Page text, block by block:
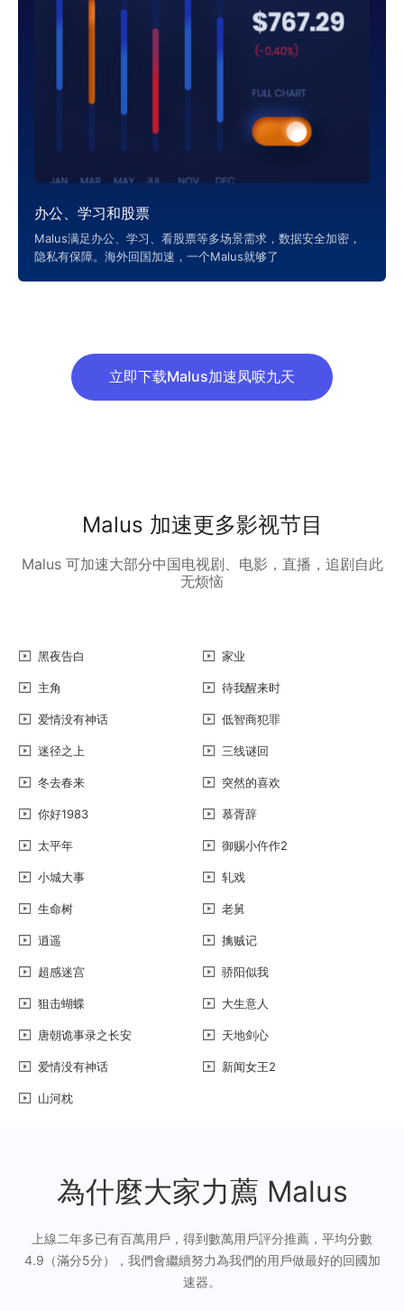
办公、学习和股票
Malus满足办公、学习、看股票等多场景需求，数据安全加密，
隐私有保障。海外回国加速，一个Malus就够了
立即下载Malus加速凤唳九天
Malus 加速更多影视节目
Malus 可加速大部分中国电视剧、电影，直播，追剧自此
无烦恼
黑夜告白 家业
主角 待我醒来时
爱情没有神话 低智商犯罪
迷径之上 三线谜回
冬去春来 突然的喜欢
你好1983 慕胥辞
太平年 御赐小仵作2
小城大事 轧戏
生命树 老舅
逍遥 擒贼记
超感迷宫 骄阳似我
狙击蝴蝶 大生意人
唐朝诡事录之长安 天地剑心
爱情没有神话 新闻女王2
山河枕
為什麼大家力薦 Malus
上線二年多已有百萬用戶，得到數萬用戶評分推薦，平均分數
4.9（滿分5分），我們會繼續努力為我們的用戶做最好的回國加
速器。